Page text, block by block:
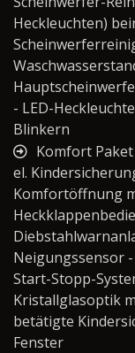
Heckleuchten)
- LED-
Blinkern
Komfort Paket
el.
Komfortöffnung
Neigungssensor -
Start-Stopp-
Kristallglasoptik
betätigte
Fenster